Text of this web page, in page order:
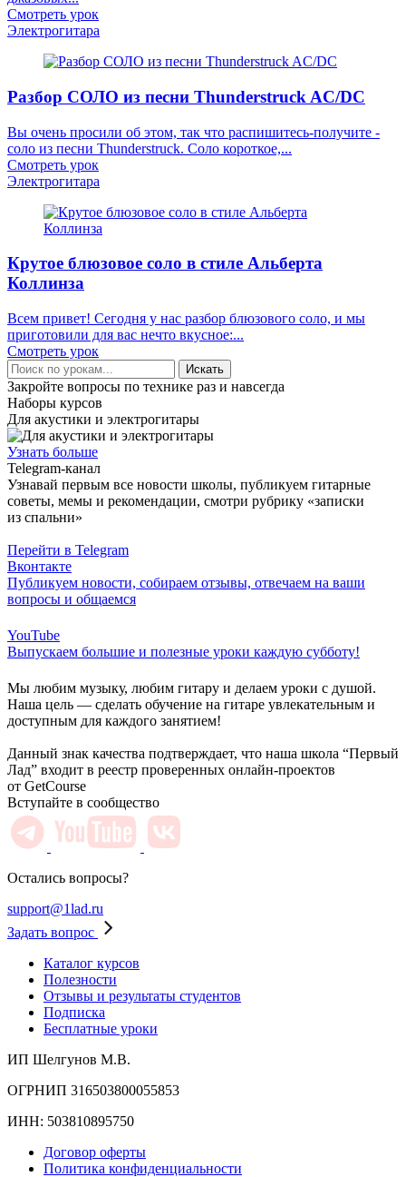
Смотреть урок
Электрогитара
Разбор СОЛО из песни Thunderstruck AC/DC
Вы очень просили об этом, так что распишитесь-получите -
соло из песни Thunderstruck. Соло короткое,...
Смотреть урок
Электрогитара
Крутое блюзовое соло в стиле Альберта
Коллинза
Всем привет! Сегодня у нас разбор блюзового соло, и мы
приготовили для вас нечто вкусное:...
Смотреть урок
Искать
Закройте вопросы по технике раз и навсегда
Наборы курсов
Для акустики и электрогитары
Узнать больше
Telegram-канал
Узнавай первым все новости школы, публикуем гитарные
советы, мемы и рекомендации, смотри рубрику «записки
из спальни»
Перейти в Telegram
Вконтакте
Публикуем новости, собираем отзывы, отвечаем на ваши
вопросы и общаемся
YouTube
Выпускаем большие и полезные уроки каждую субботу!
Мы любим музыку, любим гитару и делаем уроки с душой.
Наша цель — сделать обучение на гитаре увлекательным и
доступным для каждого занятием!
Данный знак качества подтверждает, что наша школа “Первый
Лад” входит в реестр проверенных онлайн-проектов
от GetCourse
Вступайте в сообщество
Остались вопросы?
support@1lad.ru
Задать вопрос
Каталог курсов
Полезности
Отзывы и результаты студентов
Подписка
Бесплатные уроки
ИП Шелгунов М.В.
ОГРНИП 316503800055853
ИНН: 503810895750
Договор оферты
Политика конфиденциальности